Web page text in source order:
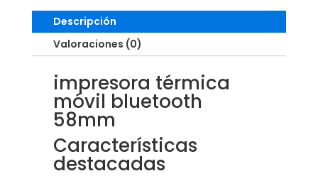
Descripción
Valoraciones (0)
impresora térmica
móvil bluetooth
58mm
Características
destacadas